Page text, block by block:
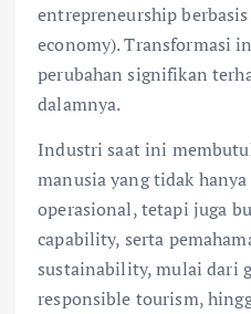
entrepreneurship
economy). Transformasi
perubahan signifikan
dalamnya.
Industri saat ini
manusia yang tidak
operasional, tetapi juga
capability, serta
sustainability, mulai dari
responsible tourism,